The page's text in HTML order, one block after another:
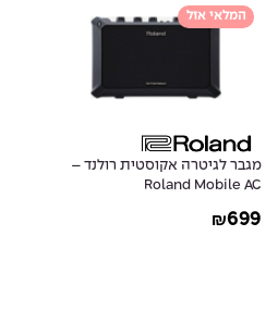
המלאי אזל
מגבר לגיטרה אקוסטית רולנד –
Roland Mobile AC
₪699